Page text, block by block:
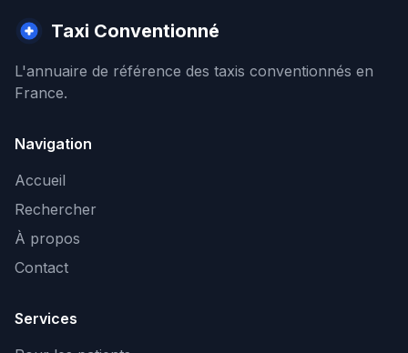
Taxi Conventionné
L'annuaire de référence des taxis conventionnés en
France.
Navigation
Accueil
Rechercher
À propos
Contact
Services